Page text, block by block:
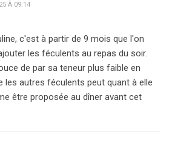
À 09:14
c'est à partir de 9 mois que l'on
les féculents au repas du soir.
de par sa teneur plus faible en
les autres féculents peut quant à elle
être proposée au dîner avant cet